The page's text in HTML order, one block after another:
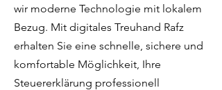
wir moderne Technologie mit lokalem
Bezug. Mit digitales Treuhand Rafz
erhalten Sie eine schnelle, sichere und
komfortable Möglichkeit, Ihre
Steuererklärung professionell